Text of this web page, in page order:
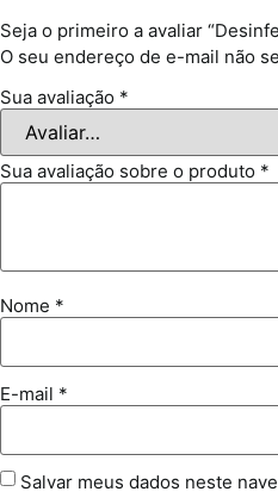
Seja o primeiro a avaliar
O seu endereço de e-mail não
Sua avaliação *
Sua avaliação sobre o produto *
Nome *
E-mail *
Salvar meus dados neste